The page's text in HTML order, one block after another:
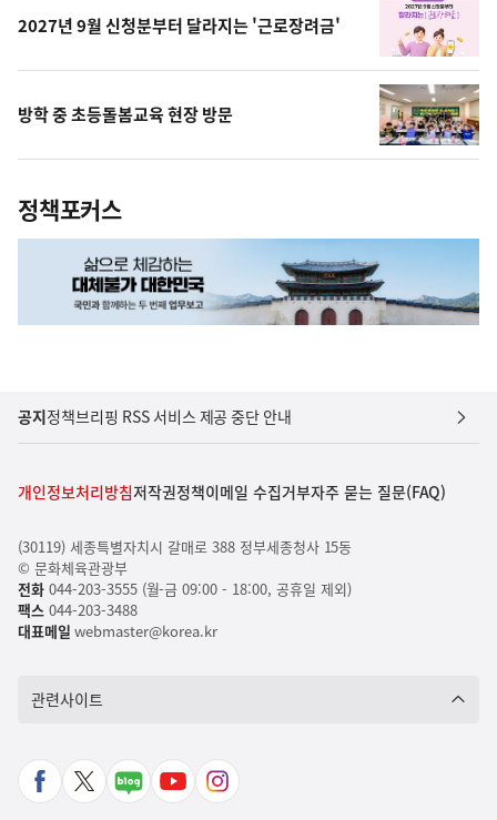
2027년 9월 신청분부터 달라지는 '근로장려금'
방학 중 초등돌봄교육 현장 방문
정책포커스
공지정책브리핑 RSS 서비스 제공 중단 안내
개인정보처리방침저작권정책이메일 수집거부자주 묻는 질문(FAQ)
(30119) 세종특별자치시 갈매로 388 정부세종청사 15동
© 문화체육관광부
전화044-203-3555 (월-금 09:00 - 18:00, 공휴일 제외)
팩스 044-203-3488
대표메일 webmaster@korea.kr
관련사이트
페
X
네
유
인